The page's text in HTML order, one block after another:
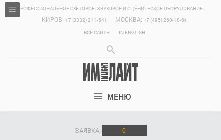
ПРОФЕССИОНАЛЬНОЕ СВЕТОВОЕ, ЗВУКОВОЕ И СЦЕНИЧЕСКОЕ ОБОРУДОВАНИЕ.
КИРОВ: +7 (8332) 211-541 МОСКВА: +7 (495) 260-18-64
ВСЕ САЙТЫ
IN ENGLISH
МЕНЮ
ЗАЯВКА: 0